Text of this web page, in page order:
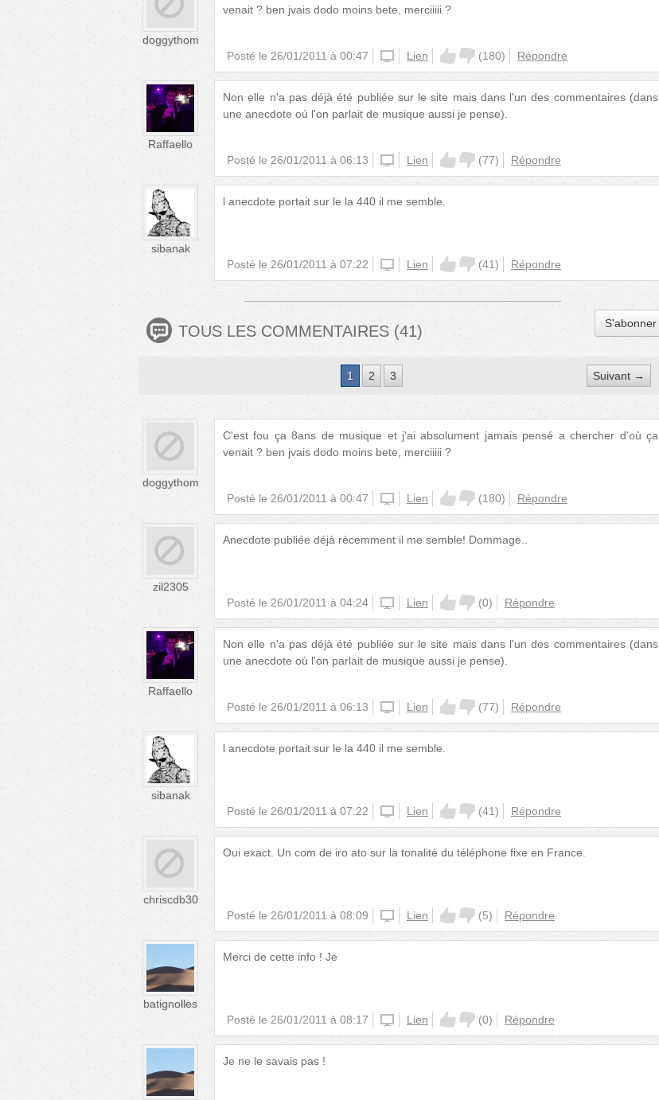
doggythom
venait ? ben jvais dodo moins bete, merciiiii ?
Posté le 26/01/2011 à 00:47 unknown
Lien (180) Répondre
Raffaello
Non elle n'a pas déjà été publiée sur le site mais dans l'un des commentaires (dans
une anecdote où l'on parlait de musique aussi je pense).
Posté le 26/01/2011 à 06:13 unknown
Lien (77) Répondre
sibanak
l anecdote portait sur le la 440 il me semble.
Posté le 26/01/2011 à 07:22 unknown
Lien (41) Répondre
TOUS LES COMMENTAIRES (41) S'abonner
1 2 3 Suivant →
doggythom
C'est fou ça 8ans de musique et j'ai absolument jamais pensé a chercher d'où ça
venait ? ben jvais dodo moins bete, merciiiii ?
Posté le 26/01/2011 à 00:47 unknown
Lien (180) Répondre
zil2305
Anecdote publiée déjà récemment il me semble! Dommage..
Posté le 26/01/2011 à 04:24 unknown
Lien (0) Répondre
Raffaello
Non elle n'a pas déjà été publiée sur le site mais dans l'un des commentaires (dans
une anecdote où l'on parlait de musique aussi je pense).
Posté le 26/01/2011 à 06:13 unknown
Lien (77) Répondre
sibanak
l anecdote portait sur le la 440 il me semble.
Posté le 26/01/2011 à 07:22 unknown
Lien (41) Répondre
chriscdb30
Oui exact. Un com de iro ato sur la tonalité du téléphone fixe en France.
Posté le 26/01/2011 à 08:09 unknown
Lien (5) Répondre
batignolles
Merci de cette info ! Je
Posté le 26/01/2011 à 08:17 unknown
Lien (0) Répondre
Je ne le savais pas !